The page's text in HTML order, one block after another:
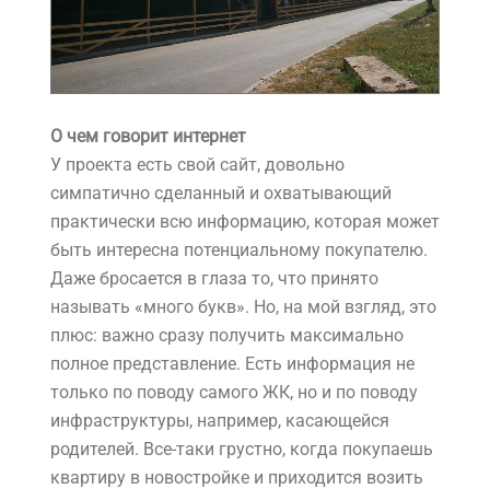
О чем говорит интернет
У проекта есть свой сайт, довольно
симпатично сделанный и охватывающий
практически всю информацию, которая может
быть интересна потенциальному покупателю.
Даже бросается в глаза то, что принято
называть «много букв». Но, на мой взгляд, это
плюс: важно сразу получить максимально
полное представление. Есть информация не
только по поводу самого ЖК, но и по поводу
инфраструктуры, например, касающейся
родителей. Все-таки грустно, когда покупаешь
квартиру в новостройке и приходится возить